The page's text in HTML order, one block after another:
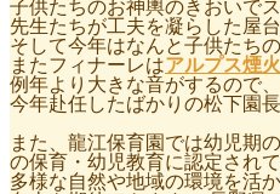
子供たちのお神輿のきおいで
先生たちが工夫を凝らした屋
そして今年はなんと子供たち
またフィナーレはアルプス煙火
例年より大きな音がするので
今年赴任したばかりの松下園
また、龍江保育園では幼児期
の保育・幼児教育に認定されて
多様な自然や地域の環境を活